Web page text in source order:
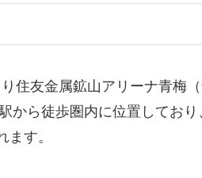
住友金属鉱山アリーナ青梅（
から徒歩圏内に位置してお
す。